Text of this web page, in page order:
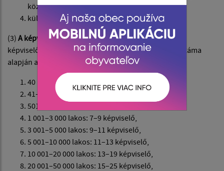
közhasznú szervezet törvényes képviselője,
külön törvény alapján.
(3) A képviselők számáta teljes választási időszakra a
képviselő-testület határozza meg a község lakosságszáma
alapján az alábbiak szerint:
40 lakosig: 3 képviselő,
41–500 lakos: 3–5 képviselő,
501–1 000 lakos: 5–7 képviselő,
1 001–3 000 lakos: 7–9 képviselő,
3 001–5 000 lakos: 9–11 képviselő,
5 001–10 000 lakos: 11–13 képviselő,
10 001–20 000 lakos: 13–19 képviselő,
20 001–50 000 lakos: 15–25 képviselő,